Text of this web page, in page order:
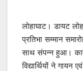
लोहाघाट। डायट
प्रतिभा सम्मान
साथ संपन्न हुआ।
विद्यार्थियों ने गायन